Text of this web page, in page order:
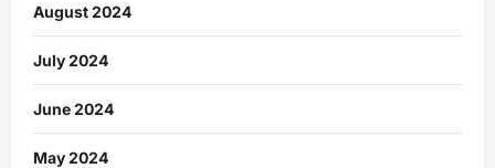
August 2024
July 2024
June 2024
May 2024